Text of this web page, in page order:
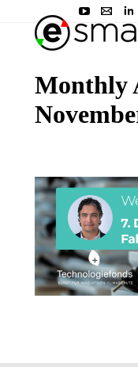
Monthly